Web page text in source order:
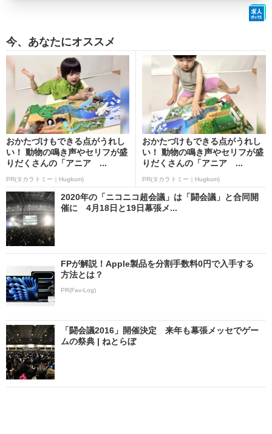
今、あなたにオススメ
おかたづけもできる点がうれし
い！ 動物の鳴き声やセリフが盛
りだくさんの「アニア ...
PR(タカラトミー｜Hugkum)
おかたづけもできる点がうれし
い！ 動物の鳴き声やセリフが盛
りだくさんの「アニア ...
PR(タカラトミー｜Hugkum)
2020年の「ニコニコ超会議」は「闘会議」と合同開
催に 4月18日と19日幕張メ...
FPが解説！Apple製品を分割手数料0円で入手する
方法とは？
PR(Fav-Log)
「闘会議2016」開催決定 来年も幕張メッセでゲー
ムの祭典 | ねとらぼ